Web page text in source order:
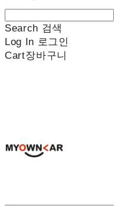
Search 검색
Log In 로그인
Cart장바구니